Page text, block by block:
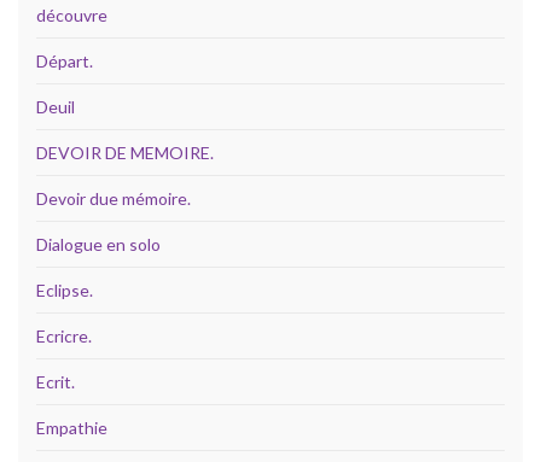
découvre
Départ.
Deuil
DEVOIR DE MEMOIRE.
Devoir due mémoire.
Dialogue en solo
Eclipse.
Ecricre.
Ecrit.
Empathie